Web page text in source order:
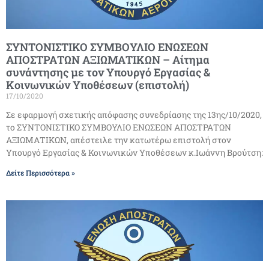
ΣΥΝΤΟΝΙΣΤΙΚΟ ΣΥΜΒΟΥΛΙΟ ΕΝΩΣΕΩΝ
ΑΠΟΣΤΡΑΤΩΝ ΑΞΙΩΜΑΤΙΚΩΝ – Αίτημα
συνάντησης με τον Υπουργό Εργασίας &
Κοινωνικών Υποθέσεων (επιστολή)
17/10/2020
Σε εφαρμογή σχετικής απόφασης συνεδρίασης της 13ης/10/2020,
το ΣΥΝΤΟΝΙΣΤΙΚΟ ΣΥΜΒΟΥΛΙΟ ΕΝΩΣΕΩΝ ΑΠΟΣΤΡΑΤΩΝ
ΑΞΙΩΜΑΤΙΚΩΝ, απέστειλε την κατωτέρω επιστολή στον
Υπουργό Εργασίας & Κοινωνικών Υποθέσεων κ.Ιωάννη Βρούτση:
Δείτε Περισσότερα »